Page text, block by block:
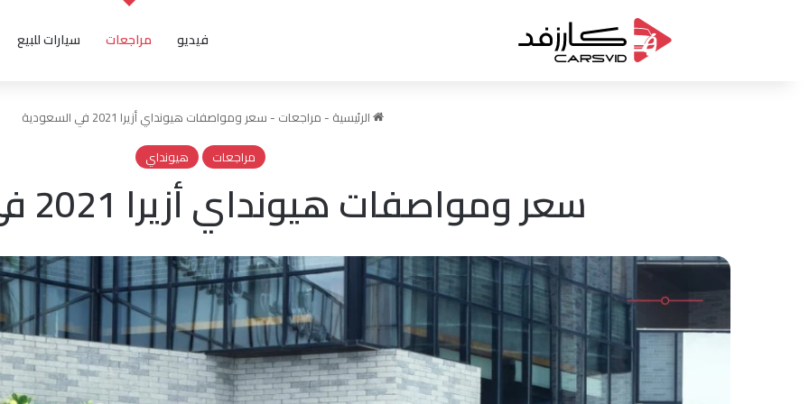
فيديو مراجعات سيارات للبيع
الرئيسية - مراجعات - سعر ومواصفات هيونداي أزيرا 2021 في السعودية
مراجعات
هيونداي
سعر ومواصفات هيونداي أزيرا 2021 في السعودية